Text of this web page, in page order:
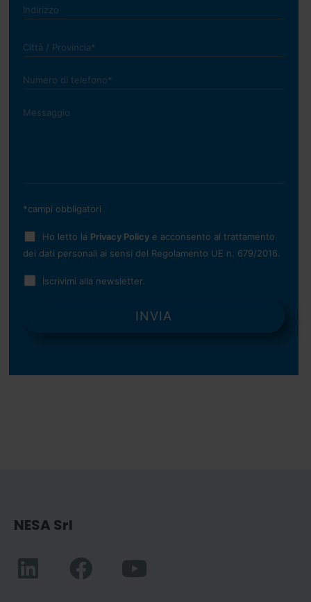
*campi obbligatori
Ho letto la Privacy Policye acconsento al trattamento
dei dati personali ai sensi del Regolamento UE n. 679/2016.
Iscrivimi alla newsletter.
NESA Srl